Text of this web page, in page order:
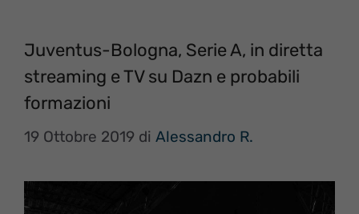
Juventus-Bologna, Serie A, in diretta
streaming e TV su Dazn e probabili
formazioni
19 Ottobre 2019 di Alessandro R.